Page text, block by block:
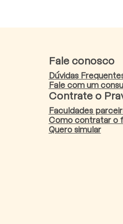
Fale conosco
Dúvidas
Fale com um
Contrate o
Faculdades
Como contratar o
Quero simular